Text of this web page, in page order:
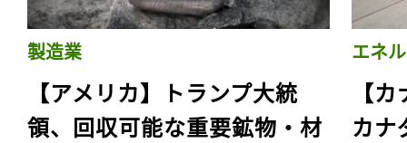
製造業
【アメリカ】トランプ大統
領、回収可能な重要鉱物・材
エネ
【
カナ